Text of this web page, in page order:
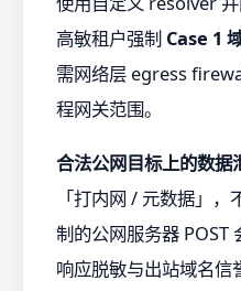
高敏租户强制 Case 1
需网络层 egress
程网关范围。
合法公网目标上的数据
「打内网 / 元数据」
制的公网服务器 POST
响应脱敏与出站域名信